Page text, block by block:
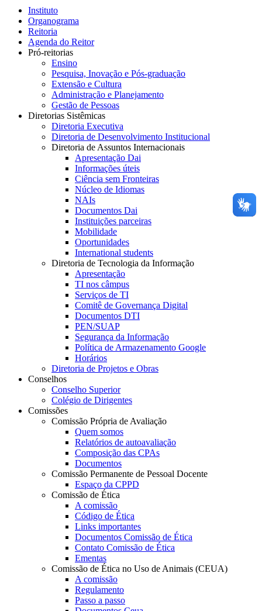
Instituto
Organograma
Reitoria
Agenda do Reitor
Pró-reitorias
Ensino
Pesquisa, Inovação e Pós-graduação
Extensão e Cultura
Administração e Planejamento
Gestão de Pessoas
Diretorias Sistêmicas
Diretoria Executiva
Diretoria de Desenvolvimento Institucional
Diretoria de Assuntos Internacionais
Apresentação Dai
Informações úteis
Ciência sem Fronteiras
Núcleo de Idiomas
NAIs
Documentos Dai
Instituições parceiras
Mobilidade
Oportunidades
International students
Diretoria de Tecnologia da Informação
Apresentação
TI nos câmpus
Serviços de TI
Comitê de Governança Digital
Documentos DTI
PEN/SUAP
Segurança da Informação
Política de Armazenamento Google
Horários
Diretoria de Projetos e Obras
Conselhos
Conselho Superior
Colégio de Dirigentes
Comissões
Comissão Própria de Avaliação
Quem somos
Relatórios de autoavaliação
Composição das CPAs
Documentos
Comissão Permanente de Pessoal Docente
Espaço da CPPD
Comissão de Ética
A comissão
Código de Ética
Links importantes
Documentos Comissão de Ética
Contato Comissão de Ética
Ementas
Comissão de Ética no Uso de Animais (CEUA)
A comissão
Regulamento
Passo a passo